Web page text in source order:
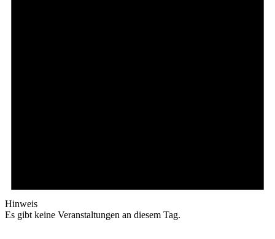
Hinweis
Es gibt keine Veranstaltungen an diesem Tag.